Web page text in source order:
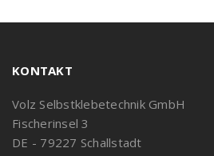
KONTAKT
Volz Selbstklebetechnik GmbH
Fischerinsel 3
DE - 79227 Schallstadt